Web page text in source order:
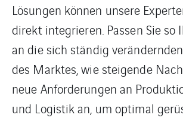
Lösungen können unsere
direkt integrieren. Passen Sie so
an die sich ständig
des Marktes, wie steigende
neue Anforderungen an
und Logistik an, um optimal